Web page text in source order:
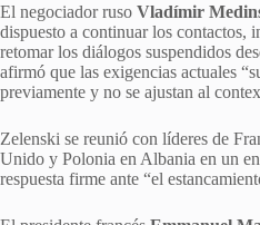
El negociador ruso Vladímir
dispuesto a continuar los contactos,
retomar los diálogos suspendidos
afirmó que las exigencias actuales
previamente y no se ajustan al
Zelenski se reunió con líderes de
Unido y Polonia en Albania en un
respuesta firme ante “el